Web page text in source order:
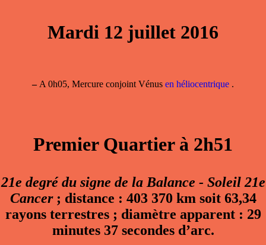
Mardi 12 juillet 2016
–A 0h05, Mercure conjoint Vénus en héliocentrique .
Premier Quartier à 2h51
21e degré du signe de la Balance - Soleil 21e
Cancer; distance : 403 370 km soit 63,34
rayons terrestres ; diamètre apparent : 29
minutes 37 secondes d’arc.